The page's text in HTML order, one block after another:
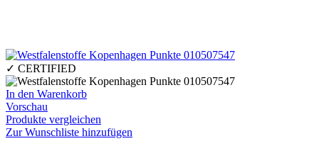
✓ CERTIFIED
In den Warenkorb
Vorschau
Produkte vergleichen
Zur Wunschliste hinzufügen